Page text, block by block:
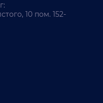
10 пом. 152-